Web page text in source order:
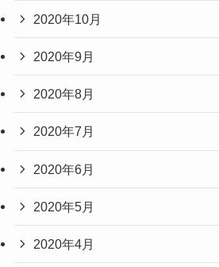
2020年10月
2020年9月
2020年8月
2020年7月
2020年6月
2020年5月
2020年4月